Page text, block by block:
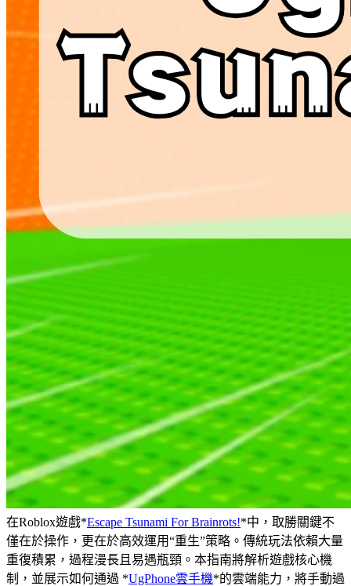
在Roblox遊戲*Escape Tsunami For Brainrots!*中，取勝關鍵不
僅在於操作，更在於高效運用“重生”策略。傳統玩法依賴大量
重復積累，過程漫長且易遇瓶頸。本指南將解析遊戲核心機
制，並展示如何通過 *UgPhone雲手機*的雲端能力，將手動過